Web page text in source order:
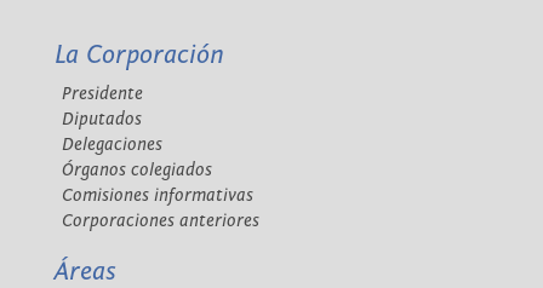
La Corporación
Presidente
Diputados
Delegaciones
Órganos colegiados
Comisiones informativas
Corporaciones anteriores
Áreas